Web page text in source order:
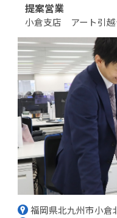
提案営業
小倉支店 アート引越
福岡県北九州市小倉